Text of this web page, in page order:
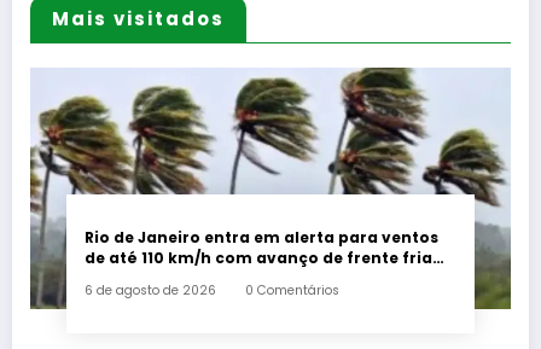
Mais visitados
Rio de Janeiro entra em alerta para ventos
de até 110 km/h com avanço de frente fria
6 de agosto de 2026 0 Comentários